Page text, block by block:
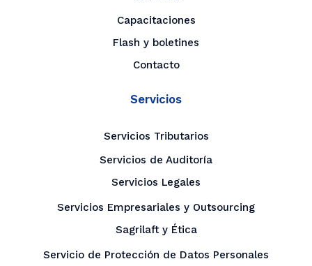
Capacitaciones
Flash y boletines
Contacto
Servicios
Servicios Tributarios
Servicios de Auditoría
Servicios Legales
Servicios Empresariales y Outsourcing
Sagrilaft y Ética
Servicio de Protección de Datos Personales